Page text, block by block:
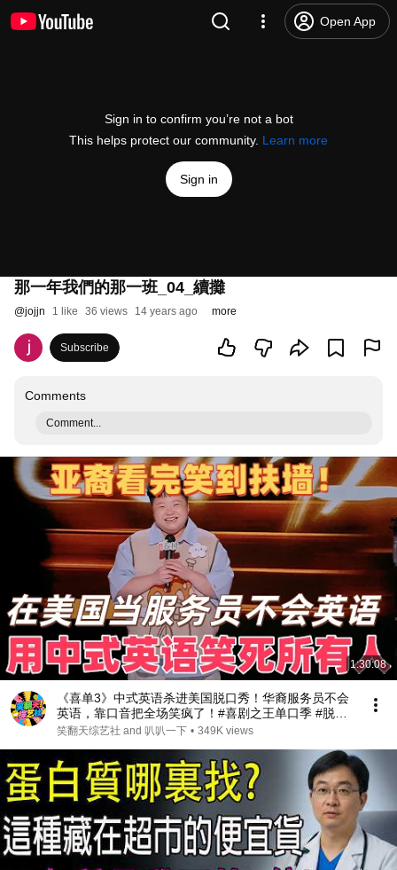
Open App
Sign in to confirm you’re not a bot
This helps protect our community. Learn more
Sign in
那一年我們的那一班_04_續攤
@jojjn 1 like 36 views 14 years ago more
Subscribe
Comments
Comment...
1:30:08
《喜单3》中式英语杀进美国脱口秀！华裔服务员不会
英语，靠口音把全场笑疯了！#喜剧之王单口季 #脱口
秀 #搞笑 #喜剧 #funny #综艺
笑翻天综艺社 and 叭叭一下 • 349K views